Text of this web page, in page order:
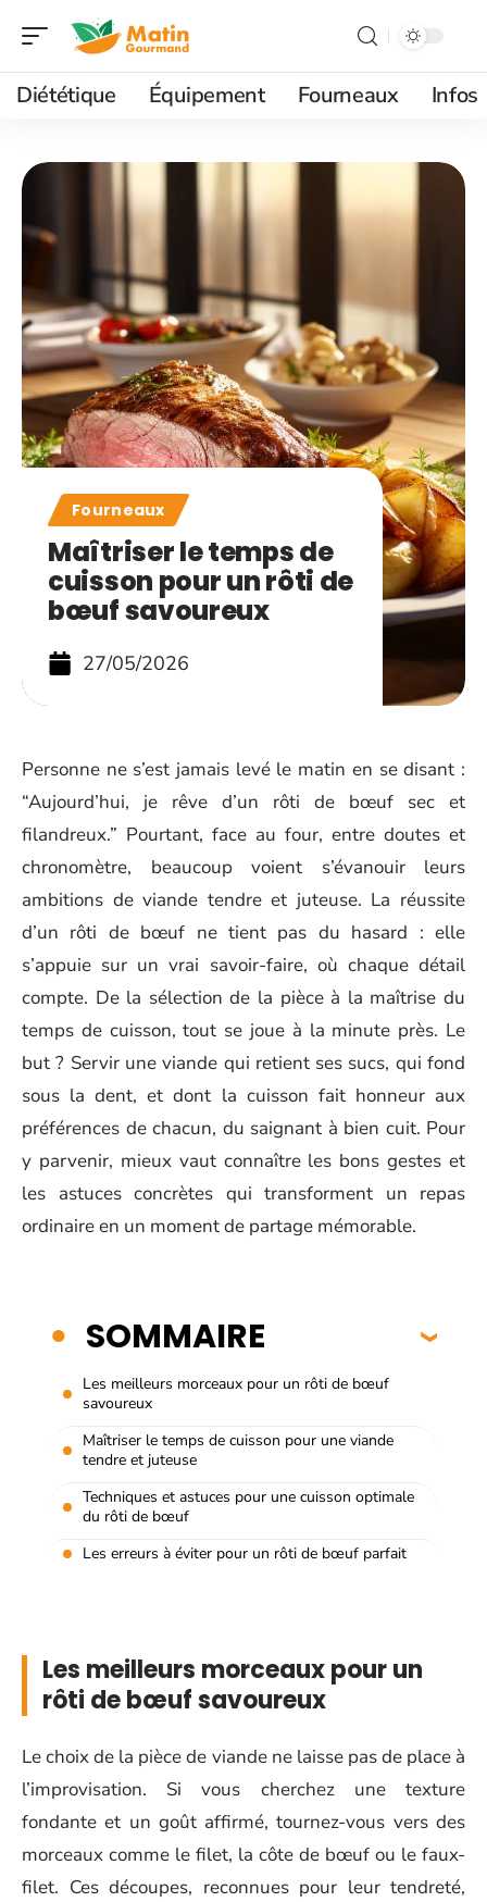
Diététique Équipement Fourneaux Infos
Fourneaux
Maîtriser le temps de
cuisson pour un rôti de
bœuf savoureux
27/05/2026
Personne ne s’est jamais levé le matin en se disant :
“Aujourd’hui, je rêve d’un rôti de bœuf sec et
filandreux.” Pourtant, face au four, entre doutes et
chronomètre, beaucoup voient s’évanouir leurs
ambitions de viande tendre et juteuse. La réussite
d’un rôti de bœuf ne tient pas du hasard : elle
s’appuie sur un vrai savoir-faire, où chaque détail
compte. De la sélection de la pièce à la maîtrise du
temps de cuisson, tout se joue à la minute près. Le
but ? Servir une viande qui retient ses sucs, qui fond
sous la dent, et dont la cuisson fait honneur aux
préférences de chacun, du saignant à bien cuit. Pour
y parvenir, mieux vaut connaître les bons gestes et
les astuces concrètes qui transforment un repas
ordinaire en un moment de partage mémorable.
SOMMAIRE
Les meilleurs morceaux pour un rôti de bœuf
savoureux
Maîtriser le temps de cuisson pour une viande
tendre et juteuse
Techniques et astuces pour une cuisson optimale
du rôti de bœuf
Les erreurs à éviter pour un rôti de bœuf parfait
Les meilleurs morceaux pour un
rôti de bœuf savoureux
Le choix de la pièce de viande ne laisse pas de place à
l’improvisation. Si vous cherchez une texture
fondante et un goût affirmé, tournez-vous vers des
morceaux comme le filet, la côte de bœuf ou le faux-
filet. Ces découpes, reconnues pour leur tendreté,